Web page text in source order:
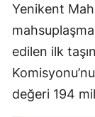
Yenikent
edilen ilk
değeri 194